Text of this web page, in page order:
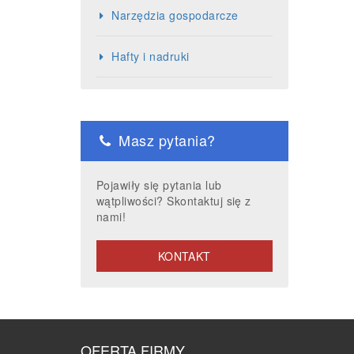
Narzędzia gospodarcze
Hafty i nadruki
Masz pytania?
Pojawiły się pytania lub
wątpliwości? Skontaktuj się z
nami!
KONTAKT